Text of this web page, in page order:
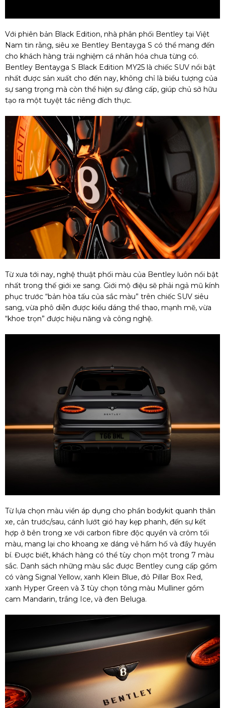
Với phiên bản Black Edition, nhà phân phối Bentley tại Việt
Nam tin rằng, siêu xe Bentley Bentayga S có thể mang đến
cho khách hàng trải nghiệm cá nhân hóa chưa từng có.
Bentley Bentayga S Black Edition MY25 là chiếc SUV nổi bật
nhất được sản xuất cho đến nay, không chỉ là biểu tượng của
sự sang trọng mà còn thể hiện sự đẳng cấp, giúp chủ sở hữu
tạo ra một tuyệt tác riêng đích thực.
Từ xưa tới nay, nghệ thuật phối màu của Bentley luôn nổi bật
nhất trong thế giới xe sang. Giới mộ điệu sẽ phải ngả mũ kính
phục trước “bản hòa tấu của sắc màu” trên chiếc SUV siêu
sang, vừa phô diễn được kiểu dáng thể thao, mạnh mẽ, vừa
“khoe trọn” được hiệu năng và công nghệ.
Từ lựa chọn màu viền áp dụng cho phần bodykit quanh thân
xe, cản trước/sau, cánh lướt gió hay kẹp phanh, đến sự kết
hợp ở bên trong xe với carbon fibre độc quyền và crôm tối
màu, mang lại cho khoang xe dáng vẻ hầm hố và đầy huyền
bí. Được biết, khách hàng có thể tùy chọn một trong 7 màu
sắc. Danh sách những màu sắc được Bentley cung cấp gồm
có vàng Signal Yellow, xanh Klein Blue, đỏ Pillar Box Red,
xanh Hyper Green và 3 tùy chọn tông màu Mulliner gồm
cam Mandarin, trắng Ice, và đen Beluga.